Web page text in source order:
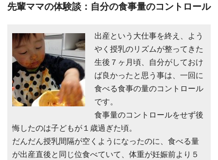
先輩ママの体験談：自分の食事量のコントロール
出産という大仕事を終え、よう
やく授乳のリズムが整ってきた
生後７ヶ月頃、自分がしておけ
ば良かったと思う事は、一回に
食べる食事の量のコントロール
です。
食事量のコントロールをせず後
悔したのは子どもが１歳過ぎた頃。
だんだん授乳間隔が空くようになったのに、食べる量
が出産直後と同じ位食べていて、体重が妊娠前より５